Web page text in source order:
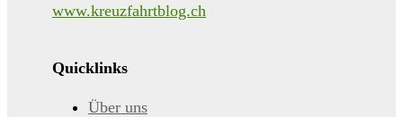
www.kreuzfahrtblog.ch
Quicklinks
Über uns